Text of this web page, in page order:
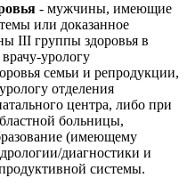
- мужчины, имеющие
или доказанное
III группы здоровья в
урологу
семьи и репродукции,
отделения
центра, либо при
больницы,
(имеющему
диагностики и
системы.